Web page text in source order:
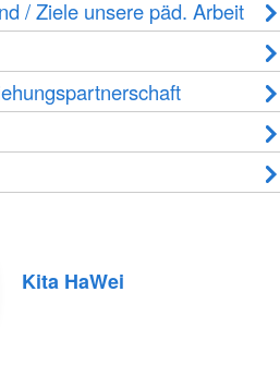
/ Ziele unsere päd. Arbeit
Kita HaWei